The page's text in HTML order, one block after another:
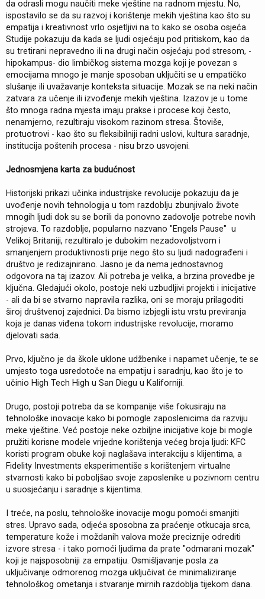
da odrasli mogu naučiti meke vještine na radnom mjestu. No,
ispostavilo se da su razvoj i korištenje mekih vještina kao što su
empatija i kreativnost vrlo osjetljivi na to kako se osoba osjeća.
Studije pokazuju da kada se ljudi osjećaju pod pritiskom, kao da
su tretirani nepravedno ili na drugi način osjećaju pod stresom, -
hipokampus- dio limbičkog sistema mozga koji je povezan s
emocijama mnogo je manje sposoban uključiti se u empatičko
slušanje ili uvažavanje konteksta situacije. Mozak se na neki način
zatvara za učenje ili izvođenje mekih vještina. Izazov je u tome
što mnoga radna mjesta imaju prakse i procese koji često,
nenamjerno, rezultiraju visokom razinom stresa. Štoviše,
protuotrovi - kao što su fleksibilniji radni uslovi, kultura saradnje,
institucija poštenih procesa - nisu brzo usvojeni.
Jednosmjena karta za budućnost
Historijski prikazi učinka industrijske revolucije pokazuju da je
uvođenje novih tehnologija u tom razdoblju zbunjivalo živote
mnogih ljudi dok su se borili da ponovno zadovolje potrebe novih
strojeva. To razdoblje, popularno nazvano "Engels Pause" u
Velikoj Britaniji, rezultiralo je dubokim nezadovoljstvom i
smanjenjem produktivnosti prije nego što su ljudi nadograđeni i
društvo je redizajnirano. Jasno je da nema jednostavnog
odgovora na taj izazov. Ali potreba je velika, a brzina provedbe je
ključna. Gledajući okolo, postoje neki uzbudljivi projekti i inicijative
- ali da bi se stvarno napravila razlika, oni se moraju prilagoditi
široj društvenoj zajednici. Da bismo izbjegli istu vrstu previranja
koja je danas viđena tokom industrijske revolucije, moramo
djelovati sada.
Prvo, ključno je da škole uklone udžbenike i napamet učenje, te se
umjesto toga usredotoče na empatiju i saradnju, kao što je to
učinio High Tech High u San Diegu u Kaliforniji.
Drugo, postoji potreba da se kompanije više fokusiraju na
tehnološke inovacije kako bi pomogle zaposlenicima da razviju
meke vještine. Već postoje neke ozbiljne inicijative koje bi mogle
pružiti korisne modele vrijedne korištenja većeg broja ljudi: KFC
koristi program obuke koji naglašava interakciju s klijentima, a
Fidelity Investments eksperimentiše s korištenjem virtualne
stvarnosti kako bi poboljšao svoje zaposlenike u pozivnom centru
u suosjećanju i saradnje s kijentima.
I treće, na poslu, tehnološke inovacije mogu pomoći smanjiti
stres. Upravo sada, odjeća sposobna za praćenje otkucaja srca,
temperature kože i moždanih valova može preciznije odrediti
izvore stresa - i tako pomoći ljudima da prate "odmarani mozak"
koji je najsposobniji za empatiju. Osmišljavanje posla za
uključivanje odmorenog mozga uključivat će minimaliziranje
tehnološkog ometanja i stvaranje mirnih razdoblja tijekom dana.